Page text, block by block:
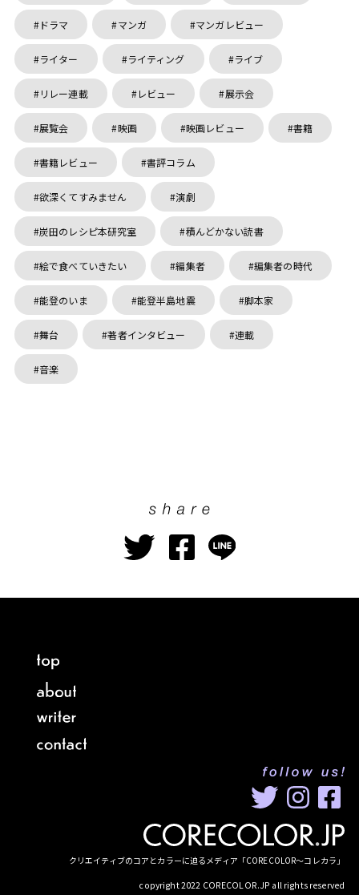
ドラマ マンガ マンガレビュー
ライター ライティング ライブ
リレー連載 レビュー 展示会
展覧会 映画 映画レビュー 書籍
書籍レビュー 書評コラム
欲深くてすみません 演劇
炭田のレシピ本研究室 積んどかない読書
絵で食べていきたい 編集者 編集者の時代
能登のいま 能登半島地震 脚本家
舞台 著者インタビュー 連載
音楽
クリエイティブのコアとカラーに迫るメディア「CORECOLOR〜コレカラ」
copyright 2022 CORECOLOR.JP all rights reserved